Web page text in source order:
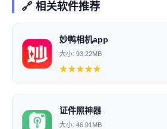
🔗 相关软件推荐
妙鸭相机app
大小: 93.22MB
★★★★★
证件照神器
大小: 46.91MB